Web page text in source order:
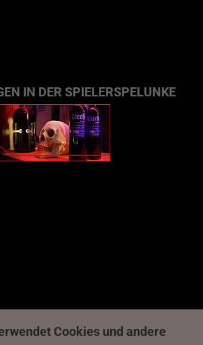
Cookies und andere
IN DER SPIELERSPELUNKE